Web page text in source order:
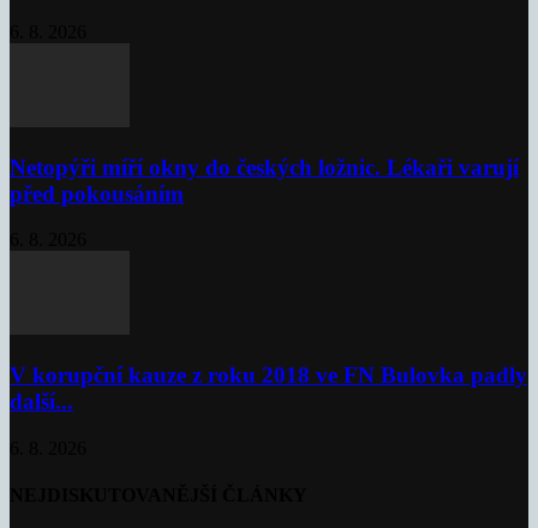
Netopýři míří okny do českých ložnic. Lékaři varují
před pokousáním
V korupční kauze z roku 2018 ve FN Bulovka padly
další...